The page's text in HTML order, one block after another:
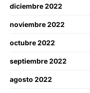
diciembre 2022
noviembre 2022
octubre 2022
septiembre 2022
agosto 2022